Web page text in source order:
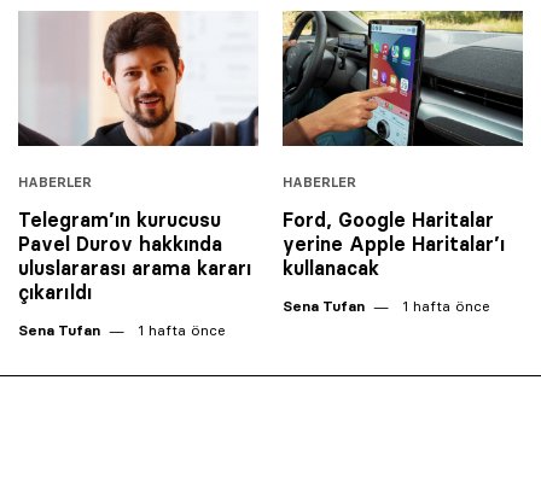
HABERLER
Telegram’ın kurucusu
Pavel Durov hakkında
uluslararası arama kararı
çıkarıldı
Sena Tufan 1 hafta önce
HABERLER
Ford, Google Haritalar
yerine Apple Haritalar’ı
kullanacak
Sena Tufan 1 hafta önce